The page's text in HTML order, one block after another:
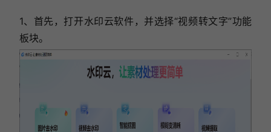
1、首先，打开水印云软件，并选择“视频转文字”功能
板块。